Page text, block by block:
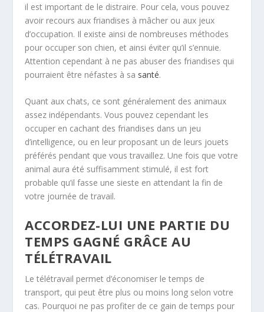
il est important de le distraire. Pour cela, vous pouvez
avoir recours aux friandises à mâcher ou aux jeux
d’occupation. Il existe ainsi de nombreuses méthodes
pour occuper son chien, et ainsi éviter qu’il s’ennuie.
Attention cependant à ne pas abuser des friandises qui
pourraient être néfastes à sa santé.
Quant aux chats, ce sont généralement des animaux
assez indépendants. Vous pouvez cependant les
occuper en cachant des friandises dans un jeu
d’intelligence, ou en leur proposant un de leurs jouets
préférés pendant que vous travaillez. Une fois que votre
animal aura été suffisamment stimulé, il est fort
probable qu’il fasse une sieste en attendant la fin de
votre journée de travail.
ACCORDEZ-LUI UNE PARTIE DU
TEMPS GAGNÉ GRÂCE AU
TÉLÉTRAVAIL
Le télétravail permet d’économiser le temps de
transport, qui peut être plus ou moins long selon votre
cas. Pourquoi ne pas profiter de ce gain de temps pour